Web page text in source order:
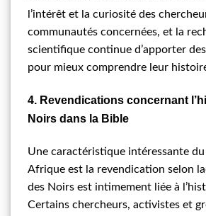
l’intérêt et la curiosité des
communautés concernées, et la
scientifique continue d’apporter
pour mieux comprendre leur
4. Revendications concernant
Noirs dans la Bible
Une caractéristique intéressante du
Afrique est la revendication selon
des Noirs est intimement liée à
Certains chercheurs, activistes et